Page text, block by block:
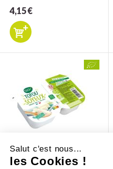
Salut c'est nous...
les Cookies !
4,15 €
TOFU SOYEUX X 2